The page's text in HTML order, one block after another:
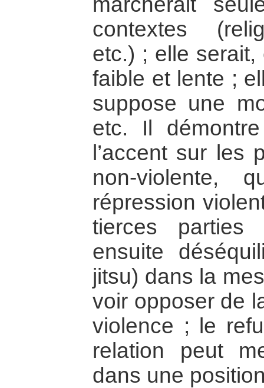
contextes
etc.) ; elle
faible et lente ;
suppose une
etc. Il
l’accent sur les
non-violente,
répression
tierces
ensuite
jitsu) dans la
voir opposer de
violence ; le
relation peut
dans une